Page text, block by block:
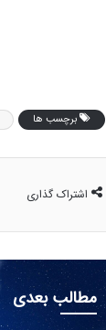
برچسب ها
اشتراک گذاری
مطالب بعدی